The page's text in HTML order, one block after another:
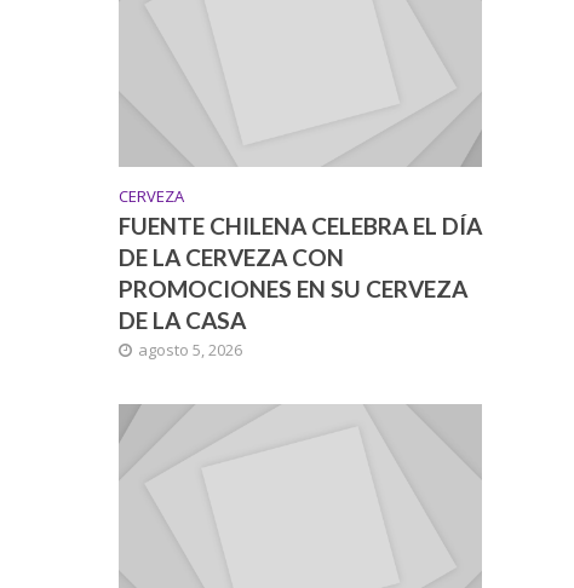
CERVEZA
FUENTE CHILENA CELEBRA EL DÍA
DE LA CERVEZA CON
PROMOCIONES EN SU CERVEZA
DE LA CASA
agosto 5, 2026